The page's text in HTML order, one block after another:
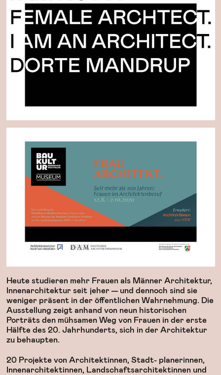
Heute studieren mehr Frauen als Männer Architektur,
Innenarchitektur seit jeher — und dennoch sind sie
weniger präsent in der öffentlichen Wahrnehmung. Die
Ausstellung zeigt anhand von neun historischen
Porträts den mühsamen Weg von Frauen in der erste
Hälfte des 20. Jahrhunderts, sich in der Architektur
zu behaupten.
20 Projekte von Architektinnen, Stadt- planerinnen,
Innenarchitektinnen, Landschaftsarchitektinnen und